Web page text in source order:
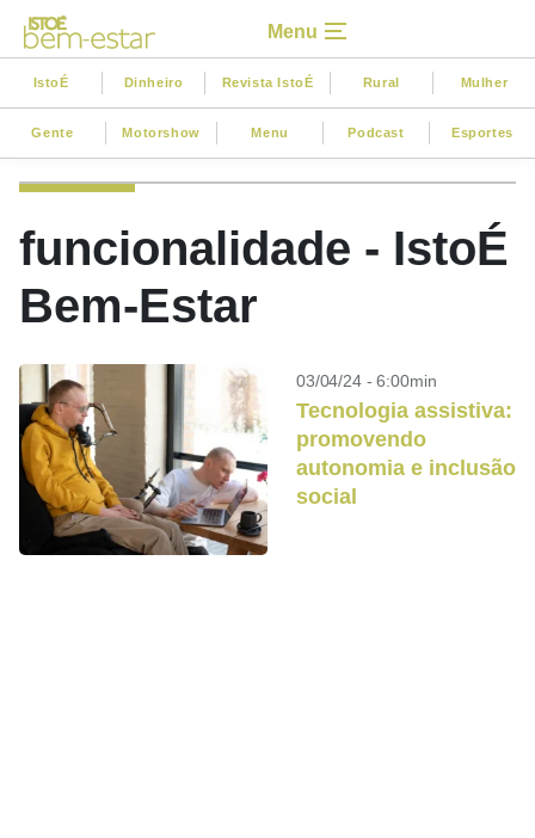
Menu
IstoÉ Dinheiro Revista IstoÉ Rural Mulher
Gente Motorshow Menu Podcast Esportes
funcionalidade - IstoÉ
Bem-Estar
03/04/24 - 6:00min
Tecnologia assistiva:
promovendo
autonomia e inclusão
social